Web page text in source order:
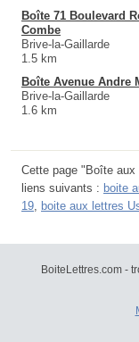
Boîte 71 Boulevard
Combe
Brive-la-Gaillarde
1.5 km
Boîte Avenue Andre
Brive-la-Gaillarde
1.6 km
Cette page "Boîte
liens suivants : boite
19 boite aux lettres
BoiteLettres.com -